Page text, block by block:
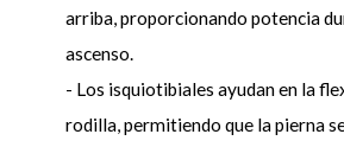
arriba, proporcionando potencia
ascenso.
- Los isquiotibiales ayudan en la
rodilla, permitiendo que la pierna